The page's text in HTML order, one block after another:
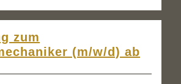
zum
(m/w/d) ab